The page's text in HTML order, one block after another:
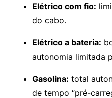
Elétrico com fio:
do cabo.
Elétrico a bateria:
autonomia limitada
Gasolina: total
de tempo “pré-